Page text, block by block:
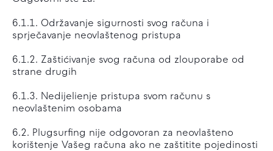
6.1.1. Održavanje sigurnosti svog računa i
sprječavanje neovlaštenog pristupa
6.1.2. Zaštićivanje svog računa od zlouporabe od
strane drugih
6.1.3. Nedijelienje pristupa svom računu s
neovlaštenim osobama
6.2. Plugsurfing nije odgovoran za neovlašteno
korištenje Vašeg računa ako ne zaštitite pojedinosti